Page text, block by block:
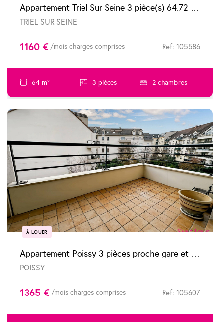
Appartement Triel Sur Seine 3 pièce(s) 64.72 m2
TRIEL SUR SEINE
1160 € /mois charges comprises Ref: 105586
64 m² 3 pièces 2 chambres
À LOUER
Appartement Poissy 3 pièces proche gare et au calme dans une résidence récente
POISSY
1365 € /mois charges comprises Ref: 105607